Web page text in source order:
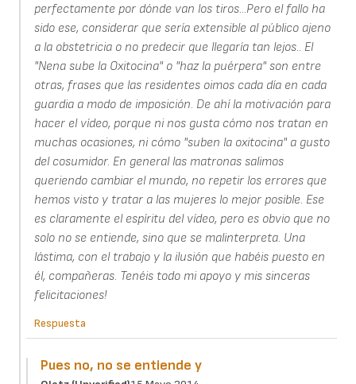
perfectamente por dónde van los tiros...Pero el fallo ha
sido ese, considerar que sería extensible al público ajeno
a la obstetricia o no predecir que llegaría tan lejos.. El
"Nena sube la Oxitocina" o "haz la puérpera" son entre
otras, frases que las residentes oimos cada día en cada
guardia a modo de imposición. De ahí la motivación para
hacer el vídeo, porque ni nos gusta cómo nos tratan en
muchas ocasiones, ni cómo "suben la oxitocina" a gusto
del cosumidor. En general las matronas salimos
queriendo cambiar el mundo, no repetir los errores que
hemos visto y tratar a las mujeres lo mejor posible. Ese
es claramente el espíritu del vídeo, pero es obvio que no
solo no se entiende, sino que se malinterpreta. Una
lástima, con el trabajo y la ilusión que habéis puesto en
él, compañeras. Tenéis todo mi apoyo y mis sinceras
felicitaciones!
Respuesta
Pues no, no se entiende y